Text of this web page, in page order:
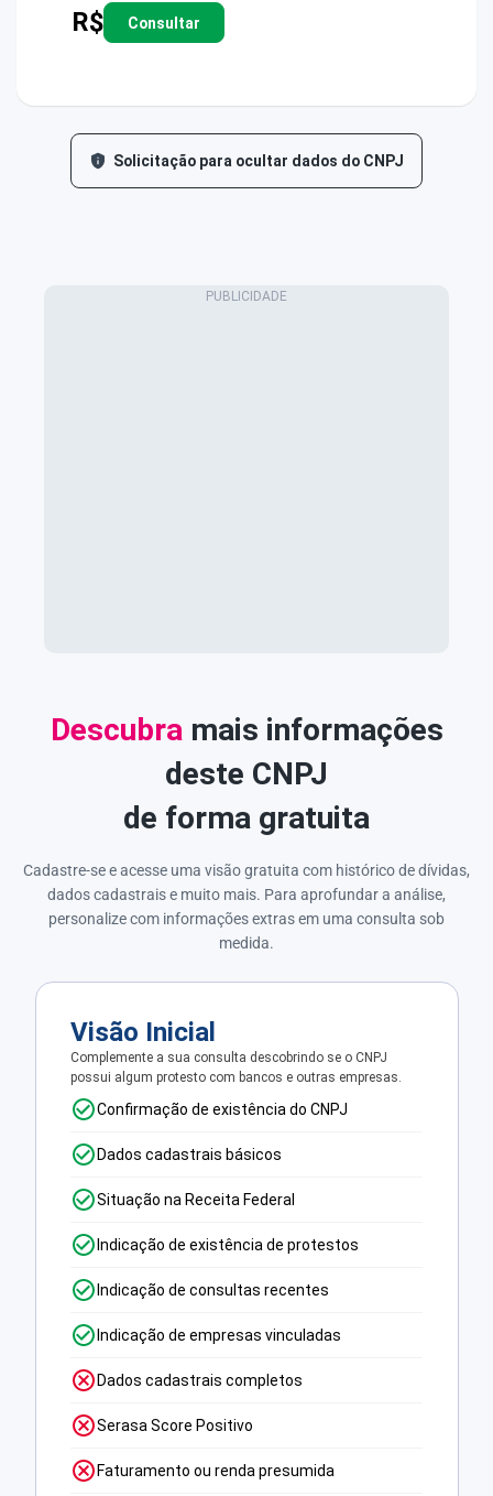
R$ Consultar
Solicitação para ocultar dados do CNPJ
Descubra mais informações
deste CNPJ
de forma gratuita
Cadastre-se e acesse uma visão gratuita com histórico de dívidas,
dados cadastrais e muito mais. Para aprofundar a análise,
personalize com informações extras em uma consulta sob
medida.
Visão Inicial
Complemente a sua consulta descobrindo se o CNPJ
possui algum protesto com bancos e outras empresas.
Confirmação de existência do CNPJ
Dados cadastrais básicos
Situação na Receita Federal
Indicação de existência de protestos
Indicação de consultas recentes
Indicação de empresas vinculadas
Dados cadastrais completos
Serasa Score Positivo
Faturamento ou renda presumida